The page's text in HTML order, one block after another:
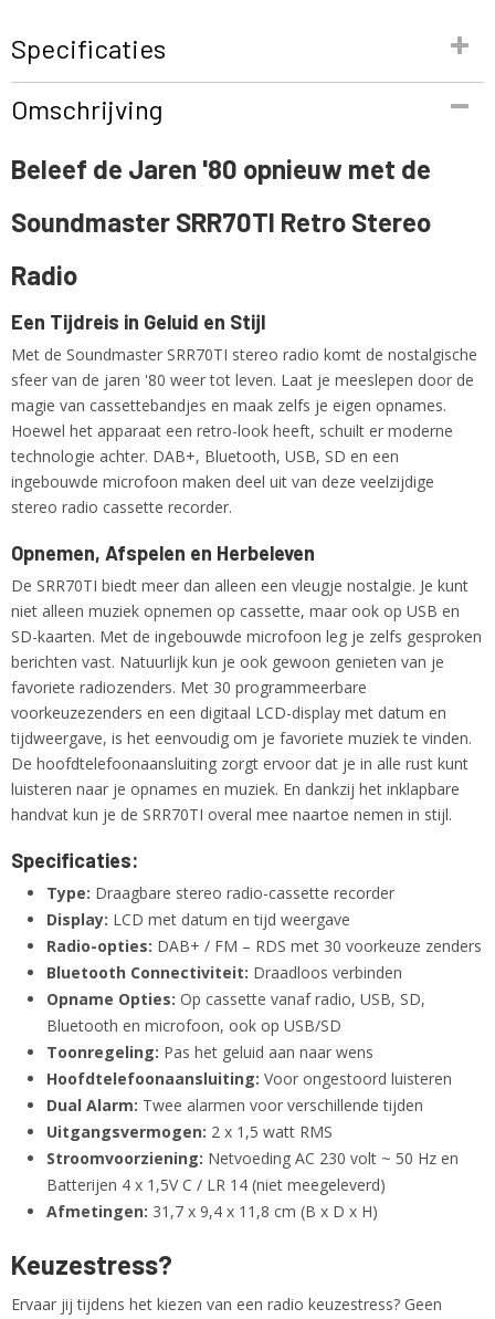
Specificaties
SRR70TI
4005425010968
SRR70TI
1,00 Kg
Omschrijving
Beleef de Jaren '80 opnieuw met de
Soundmaster SRR70TI Retro Stereo
Radio
Een Tijdreis in Geluid en Stijl
Met de Soundmaster SRR70TI stereo radio komt de nostalgische
sfeer van de jaren '80 weer tot leven. Laat je meeslepen door de
magie van cassettebandjes en maak zelfs je eigen opnames.
Hoewel het apparaat een retro-look heeft, schuilt er moderne
technologie achter. DAB+, Bluetooth, USB, SD en een
ingebouwde microfoon maken deel uit van deze veelzijdige
stereo radio cassette recorder.
Opnemen, Afspelen en Herbeleven
De SRR70TI biedt meer dan alleen een vleugje nostalgie. Je kunt
niet alleen muziek opnemen op cassette, maar ook op USB en
SD-kaarten. Met de ingebouwde microfoon leg je zelfs gesproken
berichten vast. Natuurlijk kun je ook gewoon genieten van je
favoriete radiozenders. Met 30 programmeerbare
voorkeuzezenders en een digitaal LCD-display met datum en
tijdweergave, is het eenvoudig om je favoriete muziek te vinden.
De hoofdtelefoonaansluiting zorgt ervoor dat je in alle rust kunt
luisteren naar je opnames en muziek. En dankzij het inklapbare
handvat kun je de SRR70TI overal mee naartoe nemen in stijl.
Specificaties:
Type: Draagbare stereo radio-cassette recorder
Display: LCD met datum en tijd weergave
Radio-opties: DAB+ / FM – RDS met 30 voorkeuze zenders
Bluetooth Connectiviteit: Draadloos verbinden
Opname Opties: Op cassette vanaf radio, USB, SD,
Bluetooth en microfoon, ook op USB/SD
Toonregeling: Pas het geluid aan naar wens
Hoofdtelefoonaansluiting: Voor ongestoord luisteren
Dual Alarm: Twee alarmen voor verschillende tijden
Uitgangsvermogen: 2 x 1,5 watt RMS
Stroomvoorziening: Netvoeding AC 230 volt ~ 50 Hz en
Batterijen 4 x 1,5V C / LR 14 (niet meegeleverd)
Afmetingen: 31,7 x 9,4 x 11,8 cm (B x D x H)
Keuzestress?
Ervaar jij tijdens het kiezen van een radio keuzestress? Geen